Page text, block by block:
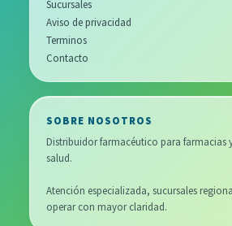
Sucursales
Aviso de privacidad
Terminos
Contacto
SOBRE NOSOTROS
Distribuidor farmacéutico para farmacias
salud.
Atención especializada, sucursales
operar con mayor claridad.